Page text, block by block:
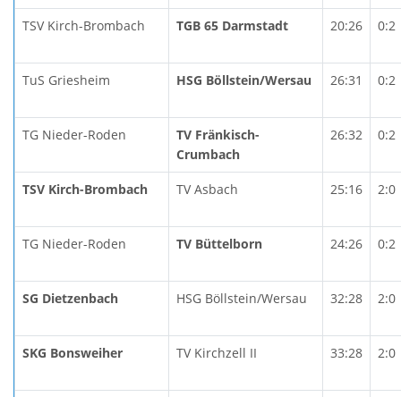
TSV Kirch-Brombach TGB 65 Darmstadt 20:26 0:2
TuS Griesheim HSG Böllstein/Wersau 26:31 0:2
TG Nieder-Roden
TV Fränkisch-
Crumbach
26:32 0:2
TSV Kirch-Brombach TV Asbach 25:16 2:0
TG Nieder-Roden TV Büttelborn 24:26 0:2
SG Dietzenbach HSG Böllstein/Wersau 32:28 2:0
SKG Bonsweiher TV Kirchzell II 33:28 2:0